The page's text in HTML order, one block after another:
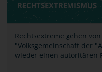
RECHTSEXTREMISMUS
Rechtsextreme gehen
"Volksgemeinschaft der
wieder einen autoritären